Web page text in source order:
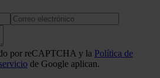
por reCAPTCHA y la Política de
de Google aplican.